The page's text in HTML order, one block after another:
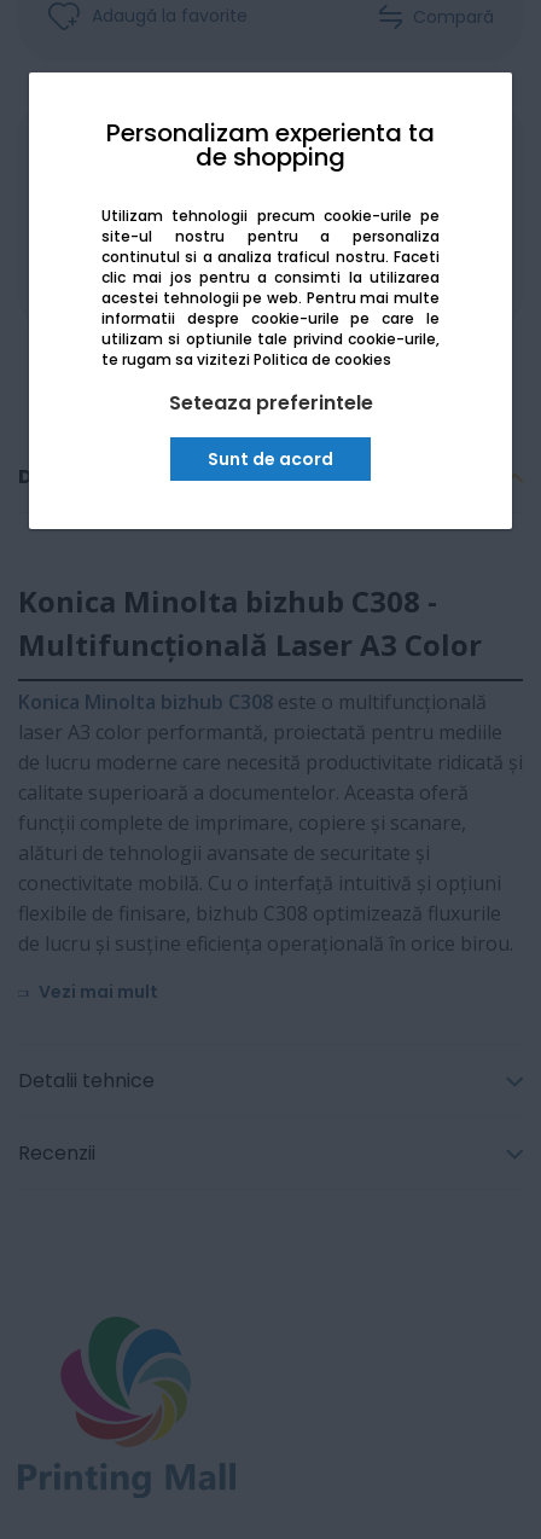
Personalizam experienta ta
de shopping
Utilizam tehnologii precum cookie-urile pe
site-ul nostru pentru a personaliza
continutul si a analiza traficul nostru. Faceti
clic mai jos pentru a consimti la utilizarea
acestei tehnologii pe web. Pentru mai multe
informatii despre cookie-urile pe care le
utilizam si optiunile tale privind cookie-urile,
te rugam sa viziteziPolitica de cookies
Seteaza preferintele
Sunt de acord
Adaugă la favorite Compară
Achiziționat în rate
De la: 1697.48Lei / lună Vezi detalii
Descriere
Konica Minolta bizhub C308 -
Multifuncțională Laser A3 Color
Konica Minolta bizhub C308 este o multifuncțională
laser A3 color performantă, proiectată pentru mediile
de lucru moderne care necesită productivitate ridicată și
calitate superioară a documentelor. Aceasta oferă
funcții complete de imprimare, copiere și scanare,
alături de tehnologii avansate de securitate și
conectivitate mobilă. Cu o interfață intuitivă și opțiuni
flexibile de finisare, bizhub C308 optimizează fluxurile
de lucru și susține eficiența operațională în orice birou.
Vezi mai mult
Detalii tehnice
Recenzii